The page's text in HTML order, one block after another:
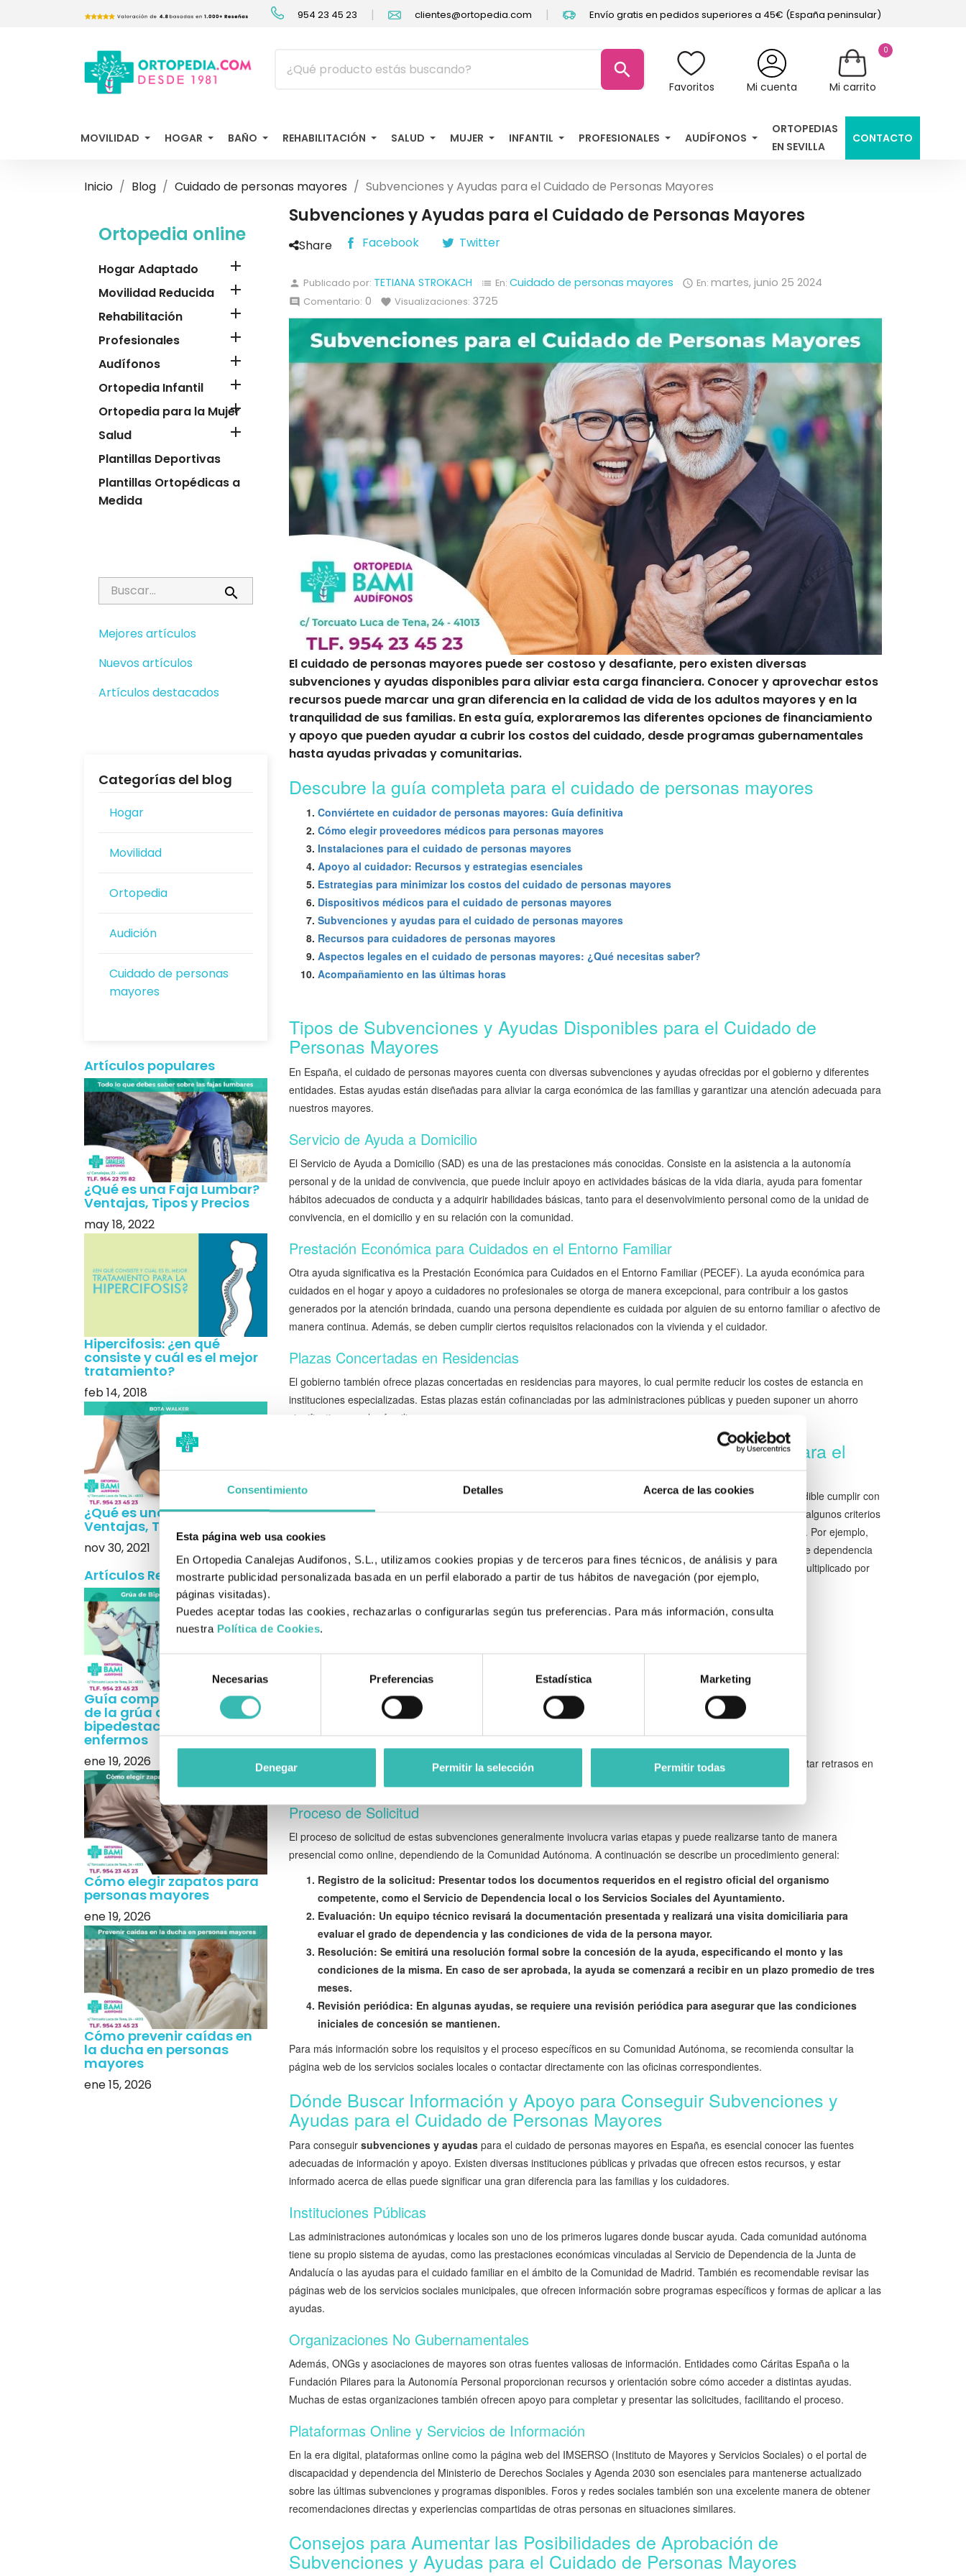
Consentimiento Detalles Acerca de las cookies
Esta página web usa cookies
En Ortopedia Canalejas Audifonos, S.L., utilizamos cookies propias y de terceros para fines técnicos, de análisis y para
mostrarte publicidad personalizada basada en un perfil elaborado a partir de tus hábitos de navegación (por ejemplo,
páginas visitadas).
Puedes aceptar todas las cookies, rechazarlas o configurarlas según tus preferencias. Para más información, consulta
nuestra Política de Cookies.
de
consentimiento
Necesarias Preferencias Estadística Marketing
Denegar Permitir la selección Permitir todas
954 23 45 23 | clientes@ortopedia.com | Envío gratis en pedidos superiores a 45€ (España peninsular)
search
0
Mi carrito
Mi cuenta
Favoritos
MOVILIDAD HOGAR BAÑO REHABILITACIÓN SALUD MUJER INFANTIL PROFESIONALES AUDÍFONOS
ORTOPEDIAS
EN SEVILLA
CONTACTO
Inicio Blog Cuidado de personas mayores Subvenciones y Ayudas para el Cuidado de Personas Mayores
Ortopedia online
Hogar Adaptado 
Movilidad Reducida 
Rehabilitación 
Profesionales 
Audífonos 
Ortopedia Infantil 
Ortopedia para la Mujer

Salud 
Plantillas Deportivas
Plantillas Ortopédicas a
Medida

Mejores artículos
Nuevos artículos
Artículos destacados
Categorías del blog
Hogar
Movilidad
Ortopedia
Audición
Cuidado de personas
mayores
Artículos populares
¿Qué es una Faja Lumbar?
Ventajas, Tipos y Precios
may 18, 2022
Hipercifosis: ¿en qué
consiste y cuál es el mejor
tratamiento?
feb 14, 2018
¿Qué es una Bota Walker?
Ventajas, Tipos y Precios
nov 30, 2021
Artículos Recientes
Guía completa sobre el uso
de la grúa de
bipedestación para
enfermos
ene 19, 2026
Cómo elegir zapatos para
personas mayores
ene 19, 2026
Cómo prevenir caídas en
la ducha en personas
mayores
ene 15, 2026
Subvenciones y Ayudas para el Cuidado de Personas Mayores
Share Facebook Twitter
person Publicado por: TETIANA STROKACH list En: Cuidado de personas mayores  En: martes, junio 25 2024
comment Comentario: 0 favorite Visualizaciones: 3725
El cuidado de personas mayores puede ser costoso y desafiante, pero existen diversas
subvenciones y ayudas disponibles para aliviar esta carga financiera. Conocer y aprovechar estos
recursos puede marcar una gran diferencia en la calidad de vida de los adultos mayores y en la
tranquilidad de sus familias. En esta guía, exploraremos las diferentes opciones de financiamiento
y apoyo que pueden ayudar a cubrir los costos del cuidado, desde programas gubernamentales
hasta ayudas privadas y comunitarias.
Descubre la guía completa para el cuidado de personas mayores
Conviértete en cuidador de personas mayores: Guía definitiva
Cómo elegir proveedores médicos para personas mayores
Instalaciones para el cuidado de personas mayores
Apoyo al cuidador: Recursos y estrategias esenciales
Estrategias para minimizar los costos del cuidado de personas mayores
Dispositivos médicos para el cuidado de personas mayores
Subvenciones y ayudas para el cuidado de personas mayores
Recursos para cuidadores de personas mayores
Aspectos legales en el cuidado de personas mayores: ¿Qué necesitas saber?
Acompañamiento en las últimas horas
Tipos de Subvenciones y Ayudas Disponibles para el Cuidado de
Personas Mayores
En España, el cuidado de personas mayores cuenta con diversas subvenciones y ayudas ofrecidas por el gobierno y diferentes
entidades. Estas ayudas están diseñadas para aliviar la carga económica de las familias y garantizar una atención adecuada para
nuestros mayores.
Servicio de Ayuda a Domicilio
El Servicio de Ayuda a Domicilio (SAD) es una de las prestaciones más conocidas. Consiste en la asistencia a la autonomía
personal y de la unidad de convivencia, que puede incluir apoyo en actividades básicas de la vida diaria, ayuda para fomentar
hábitos adecuados de conducta y a adquirir habilidades básicas, tanto para el desenvolvimiento personal como de la unidad de
convivencia, en el domicilio y en su relación con la comunidad.
Prestación Económica para Cuidados en el Entorno Familiar
Otra ayuda significativa es la Prestación Económica para Cuidados en el Entorno Familiar (PECEF). La ayuda económica para
cuidados en el hogar y apoyo a cuidadores no profesionales se otorga de manera excepcional, para contribuir a los gastos
generados por la atención brindada, cuando una persona dependiente es cuidada por alguien de su entorno familiar o afectivo de
manera continua. Además, se deben cumplir ciertos requisitos relacionados con la vivienda y el cuidador.
Plazas Concertadas en Residencias
El gobierno también ofrece plazas concertadas en residencias para mayores, lo cual permite reducir los costes de estancia en
instituciones especializadas. Estas plazas están cofinanciadas por las administraciones públicas y pueden suponer un ahorro
significativo para las familias.
Requisitos y Proceso de Solicitud de Subvenciones y Ayudas para el
Cuidado de Personas Mayores
Para acceder a las subvenciones y ayudas destinadas al cuidado de personas mayores en España, es imprescindible cumplir con
ciertosrequisitos específicos. En general, estos requisitos pueden variar según la Comunidad Autónoma, pero algunos criterios
comunes incluyen la edad de la persona mayor, su grado de dependencia y la situación económica del solicitante. Por ejemplo,
exigen que el beneficiario tenga reconocido un grado de dependencia
nivel 2 o 3, y que la renta anual del hogar no exceda el indicador público de renta de efectos múltiples (IPREM) multiplicado por
1,5.
Documentación Necesaria
Informe médico y certificado de reconocimiento de dependencia
Justificantes de ingresos y patrimonio del solicitante y su familia
DNI o NIE del solicitante y de la persona mayor
Certificado de empadronamiento
Es fundamental asegurarse de que todos los documentos estén actualizados y correctamente rellenados para evitar retrasos en
Proceso de Solicitud
El proceso de solicitud de estas subvenciones generalmente involucra varias etapas y puede realizarse tanto de manera
presencial como online, dependiendo de la Comunidad Autónoma. A continuación se describe un procedimiento general:
Registro de la solicitud: Presentar todos los documentos requeridos en el registro oficial del organismo
competente, como el Servicio de Dependencia local o los Servicios Sociales del Ayuntamiento.
Evaluación: Un equipo técnico revisará la documentación presentada y realizará una visita domiciliaria para
evaluar el grado de dependencia y las condiciones de vida de la persona mayor.
Resolución: Se emitirá una resolución formal sobre la concesión de la ayuda, especificando el monto y las
condiciones de la misma. En caso de ser aprobada, la ayuda se comenzará a recibir en un plazo promedio de tres
meses.
Revisión periódica: En algunas ayudas, se requiere una revisión periódica para asegurar que las condiciones
iniciales de concesión se mantienen.
Para más información sobre los requisitos y el proceso específicos en su Comunidad Autónoma, se recomienda consultar la
página web de los servicios sociales locales o contactar directamente con las oficinas correspondientes.
Dónde Buscar Información y Apoyo para Conseguir Subvenciones y
Ayudas para el Cuidado de Personas Mayores
Para conseguir subvenciones y ayudas para el cuidado de personas mayores en España, es esencial conocer las fuentes
adecuadas de información y apoyo. Existen diversas instituciones públicas y privadas que ofrecen estos recursos, y estar
informado acerca de ellas puede significar una gran diferencia para las familias y los cuidadores.
Instituciones Públicas
Las administraciones autonómicas y locales son uno de los primeros lugares donde buscar ayuda. Cada comunidad autónoma
tiene su propio sistema de ayudas, como las prestaciones económicas vinculadas al Servicio de Dependencia de la Junta de
Andalucía o las ayudas para el cuidado familiar en el ámbito de la Comunidad de Madrid. También es recomendable revisar las
páginas web de los servicios sociales municipales, que ofrecen información sobre programas específicos y formas de aplicar a las
ayudas.
Organizaciones No Gubernamentales
Además, ONGs y asociaciones de mayores son otras fuentes valiosas de información. Entidades como Cáritas España o la
Fundación Pilares para la Autonomía Personal proporcionan recursos y orientación sobre cómo acceder a distintas ayudas.
Muchas de estas organizaciones también ofrecen apoyo para completar y presentar las solicitudes, facilitando el proceso.
Plataformas Online y Servicios de Información
En la era digital, plataformas online como la página web del IMSERSO (Instituto de Mayores y Servicios Sociales) o el portal de
discapacidad y dependencia del Ministerio de Derechos Sociales y Agenda 2030 son esenciales para mantenerse actualizado
sobre las últimas subvenciones y programas disponibles. Foros y redes sociales también son una excelente manera de obtener
recomendaciones directas y experiencias compartidas de otras personas en situaciones similares.
Consejos para Aumentar las Posibilidades de Aprobación de
Subvenciones y Ayudas para el Cuidado de Personas Mayores